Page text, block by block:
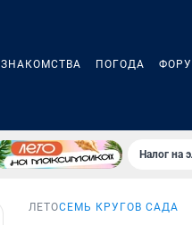
ЗНАКОМСТВА ПОГОДА
Налог на
ЛЕТОСЕМЬ КРУГОВ САДА